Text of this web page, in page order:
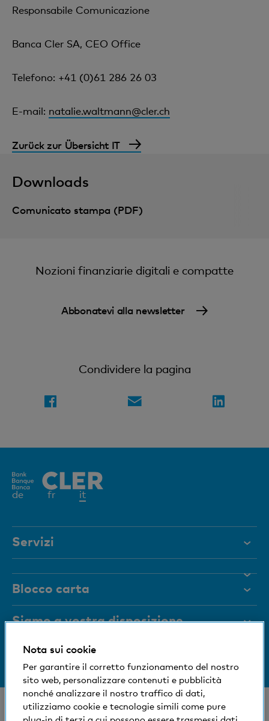
Responsabile Comunicazione
Banca Cler SA, CEO Office
Telefono: +41 (0)61 286 26 03
E-mail: natalie.waltmann@cler.ch
Zurück zur Übersicht IT
Downloads
Comunicato stampa (PDF)
Nozioni finanziarie digitali e compatte
Abbonatevi alla newsletter
Condividere la pagina
de fr itElemento
Servizi
Documenti
Rivista
Organi dirigenti
Medien
Impronta sociale ed ecologica
Blocco carta
+41 (0)800 88 99 66
Siamo a vostra disposizione
Aiuto e contatto
Informazioni sulla banca
© Banca Cler
Nota sui cookie
Per garantire il corretto funzionamento del nostro
sito web, personalizzare contenuti e pubblicità
nonché analizzare il nostro traffico di dati,
utilizziamo cookie e tecnologie simili come pure